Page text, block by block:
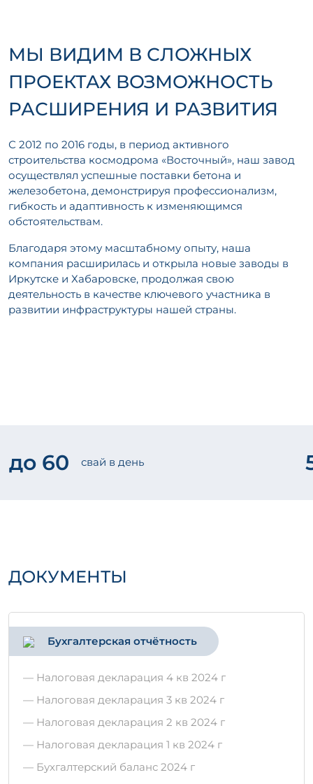
МЫ ВИДИМ В СЛОЖНЫХ
ПРОЕКТАХ ВОЗМОЖНОСТЬ
РАСШИРЕНИЯ И РАЗВИТИЯ
С 2012 по 2016 годы, в период активного
строительства космодрома «Восточный», наш завод
осуществлял успешные поставки бетона и
железобетона, демонстрируя профессионализм,
гибкость и адаптивность к изменяющимся
обстоятельствам.
Благодаря этому масштабному опыту, наша
компания расширилась и открыла новые заводы в
Иркутске и Хабаровске, продолжая свою
деятельность в качестве ключевого участника в
развитии инфраструктуры нашей страны.
до 60 свай в день
ДОКУМЕНТЫ
Бухгалтерская отчётность
— Налоговая декларация 4 кв 2024 г
— Налоговая декларация 3 кв 2024 г
— Налоговая декларация 2 кв 2024 г
— Налоговая декларация 1 кв 2024 г
— Бухгалтерский баланс 2024 г